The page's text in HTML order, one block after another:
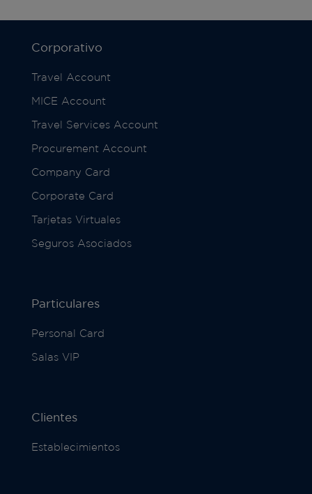
Corporativo
Travel Account
MICE Account
Travel Services Account
Procurement Account
Company Card
Corporate Card
Tarjetas Virtuales
Seguros Asociados
Particulares
Personal Card
Salas VIP
Clientes
Establecimientos